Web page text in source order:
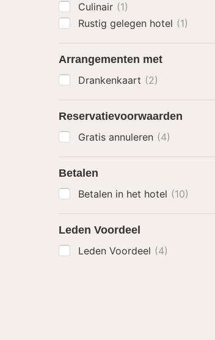
Culinair (1)
Rustig gelegen hotel (1)
Arrangementen met
Drankenkaart (2)
Reservatievoorwaarden
Gratis annuleren (4)
Betalen
Betalen in het hotel (10)
Leden Voordeel
Leden Voordeel (4)